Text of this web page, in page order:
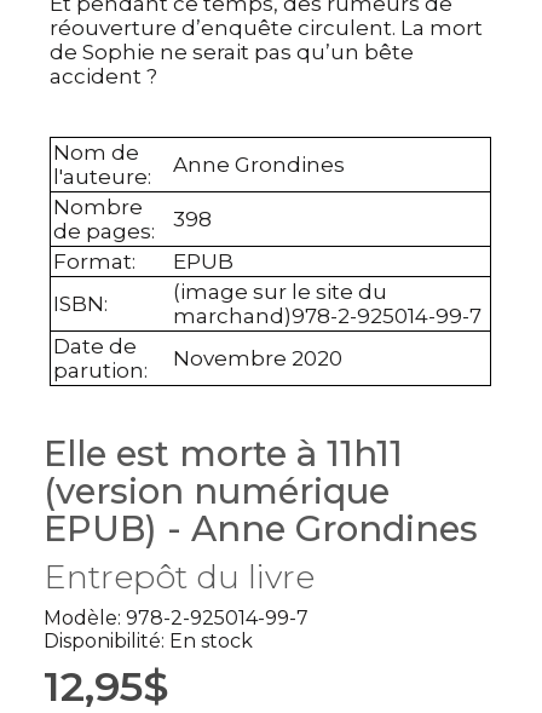
réouverture d’enquête circulent. La mort
de Sophie ne serait pas qu’un bête
accident ?
Nom de
l'auteure:
Anne Grondines
Nombre
de pages:
398
Format:
EPUB
ISBN:
(image sur le site du
marchand)978-2-925014-99-7
Date de
parution: Novembre 2020
Elle est morte à 11h11
(version numérique
EPUB) - Anne Grondines
Entrepôt du livre
Modèle: 978-2-925014-99-7
Disponibilité: En stock
12,95$